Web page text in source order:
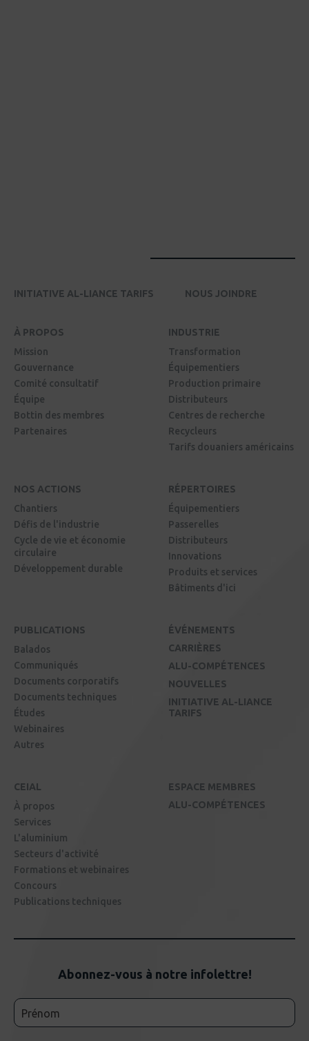
INITIATIVE AL-LIANCE TARIFS NOUS JOINDRE
À PROPOS
Mission
Gouvernance
Comité consultatif
Équipe
Bottin des membres
Partenaires
INDUSTRIE
Transformation
Équipementiers
Production primaire
Distributeurs
Centres de recherche
Recycleurs
Tarifs douaniers américains
NOS ACTIONS
Chantiers
Défis de l'industrie
Cycle de vie et économie
circulaire
Développement durable
RÉPERTOIRES
Équipementiers
Passerelles
Distributeurs
Innovations
Produits et services
Bâtiments d'ici
PUBLICATIONS
Balados
Communiqués
Documents corporatifs
Documents techniques
Études
Webinaires
Autres
ÉVÉNEMENTS
CARRIÈRES
ALU-COMPÉTENCES
NOUVELLES
INITIATIVE AL-LIANCE
TARIFS
CEIAL
À propos
Services
L'aluminium
Secteurs d'activité
Formations et webinaires
Concours
Publications techniques
ESPACE MEMBRES
ALU-COMPÉTENCES
Abonnez-vous à notre infolettre!